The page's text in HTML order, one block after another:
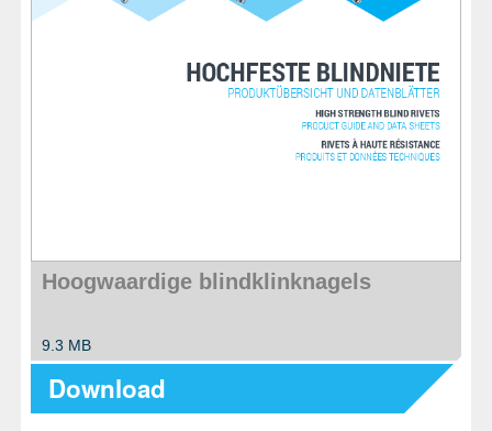
Hoogwaardige blindklinknagels
9.3 MB
Download